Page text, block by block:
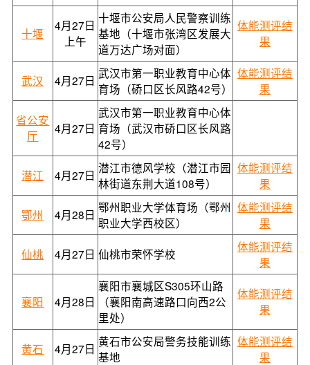
十堰
4月27日
上午
十堰市公安局人民警察训练
基地（十堰市张湾区发展大
道万达广场对面）
体能测评结
果
武汉 4月27日 武汉市第一职业教育中心体
育场（硚口区长风路42号）
体能测评结
果
省公安
厅
4月27日
武汉市第一职业教育中心体
育场（武汉市硚口区长风路
42号）
潜江 4月27日 潜江市德风学校（潜江市园
林街道东荆大道108号）
体能测评结
果
鄂州 4月28日 鄂州职业大学体育场（鄂州
职业大学西校区）
体能测评结
果
仙桃 4月27日 仙桃市荣怀学校
体能测评结
果
襄阳 4月28日
襄阳市襄城区S305环山路
（襄阳南高速路口向西2公
里处）
体能测评结
果
黄石 4月27日 黄石市公安局警务技能训练
基地
体能测评结
果